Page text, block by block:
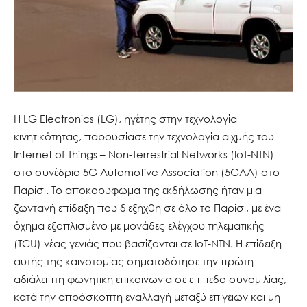
Η LG Electronics (LG), ηγέτης στην τεχνολογία
κινητικότητας, παρουσίασε την τεχνολογία αιχμής του
Internet of Things – Non-Terrestrial Networks (IoT-NTN)
στο συνέδριο 5G Automotive Association (5GAA) στο
Παρίσι. To αποκορύφωμα της εκδήλωσης ήταν μια
ζωντανή επίδειξη που διεξήχθη σε όλο το Παρίσι, με ένα
όχημα εξοπλισμένο με μονάδες ελέγχου τηλεματικής
(TCU) νέας γενιάς που βασίζονται σε IoT-NTN. Η επίδειξη
αυτής της καινοτομίας σηματοδότησε την πρώτη
αδιάλειπτη φωνητική επικοινωνία σε επίπεδο συνομιλίας,
κατά την απρόσκοπτη εναλλαγή μεταξύ επίγειων και μη